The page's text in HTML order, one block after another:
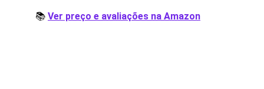
📚 Ver preço e avaliações na Amazon